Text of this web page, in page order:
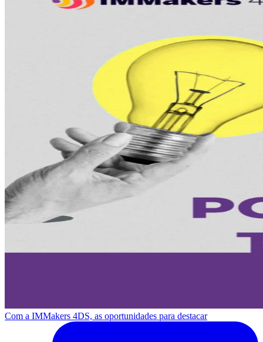
Com a IMMakers 4DS, as oportunidades para destacar